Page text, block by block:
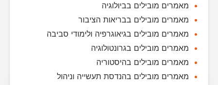
מאמרים מובילים בביולוגיה
מאמרים מובילים בבריאות הציבור
מאמרים מובילים בגיאוגרפיה ולימודי סביבה
מאמרים מובילים בגרונטולוגיה
מאמרים מובילים בהיסטוריה
מאמרים מובילים בהנדסת תעשייה וניהול